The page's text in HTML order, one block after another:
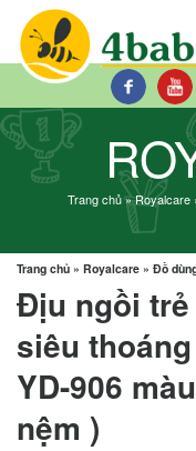
Trang chủ»Royalcare
Trang chủ » Royalcare » Đồ
Địu ngồi
siêu
YD-906
nệm )